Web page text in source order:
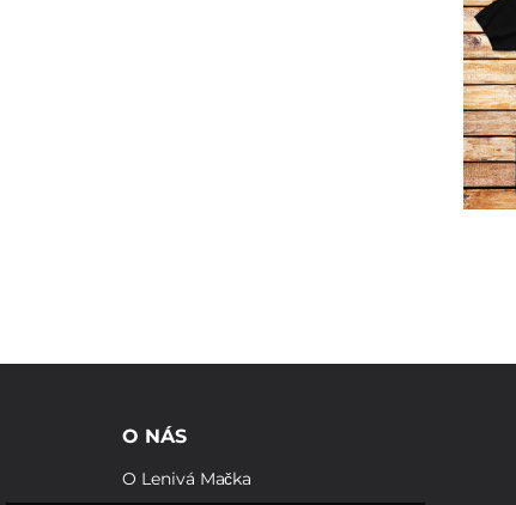
O NÁS
O Lenivá Mačka